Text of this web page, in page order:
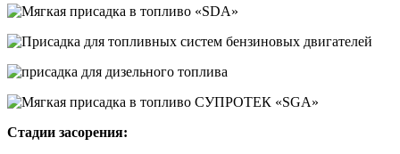
Стадии засорения: